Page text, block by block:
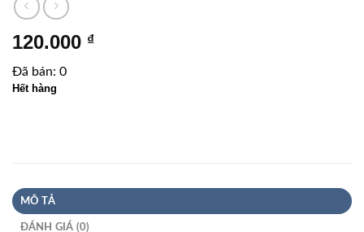
120.000 ₫
Đã bán: 0
Hết hàng
MÔ TẢ
ĐÁNH GIÁ (0)